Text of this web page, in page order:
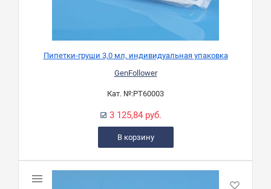
Пипетки-груши 3,0 мл, индивидуальная упаковка
GenFollower
Кат. №:PT60003
3 125,84 руб.
В корзину